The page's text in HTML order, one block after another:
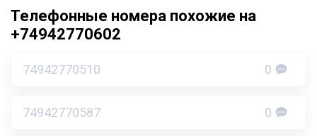
Телефонные номера похожие на
+74942770602
74942770510 0
74942770587 0